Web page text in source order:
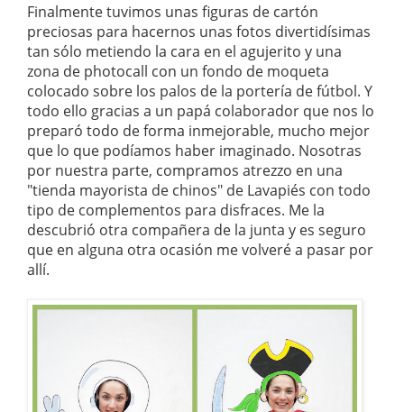
Finalmente tuvimos unas figuras de cartón
preciosas para hacernos unas fotos divertidísimas
tan sólo metiendo la cara en el agujerito y una
zona de photocall con un fondo de moqueta
colocado sobre los palos de la portería de fútbol. Y
todo ello gracias a un papá colaborador que nos lo
preparó todo de forma inmejorable, mucho mejor
que lo que podíamos haber imaginado. Nosotras
por nuestra parte, compramos atrezzo en una
"tienda mayorista de chinos" de Lavapiés con todo
tipo de complementos para disfraces. Me la
descubrió otra compañera de la junta y es seguro
que en alguna otra ocasión me volveré a pasar por
allí.